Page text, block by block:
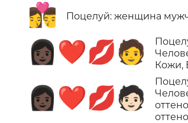
👩‍❤️‍💋‍👨 Поцелуй: женщина
👩🏿‍❤️‍💋‍🧑
Кожи,
👩🏿‍❤️‍💋‍🧑🏻